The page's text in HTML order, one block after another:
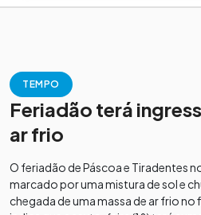
TEMPO
Feriadão terá
ar frio
O feriadão de Páscoa e Tiradentes
marcado por uma mistura de sol e
chegada de uma massa de ar frio no